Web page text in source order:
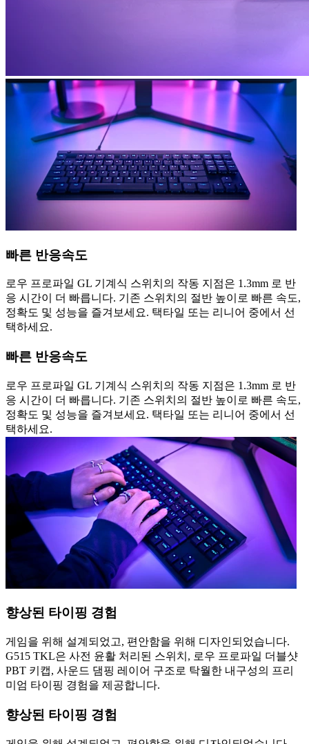
빠른 반응속도
로우 프로파일 GL 기계식 스위치의 작동 지점은 1.3mm 로 반
응 시간이 더 빠릅니다. 기존 스위치의 절반 높이로 빠른 속도,
정확도 및 성능을 즐겨보세요. 택타일 또는 리니어 중에서 선
택하세요.
빠른 반응속도
로우 프로파일 GL 기계식 스위치의 작동 지점은 1.3mm 로 반
응 시간이 더 빠릅니다. 기존 스위치의 절반 높이로 빠른 속도,
정확도 및 성능을 즐겨보세요. 택타일 또는 리니어 중에서 선
택하세요.
향상된 타이핑 경험
게임을 위해 설계되었고, 편안함을 위해 디자인되었습니다.
G515 TKL은 사전 윤활 처리된 스위치, 로우 프로파일 더블샷
PBT 키캡, 사운드 댐핑 레이어 구조로 탁월한 내구성의 프리
미엄 타이핑 경험을 제공합니다.
향상된 타이핑 경험